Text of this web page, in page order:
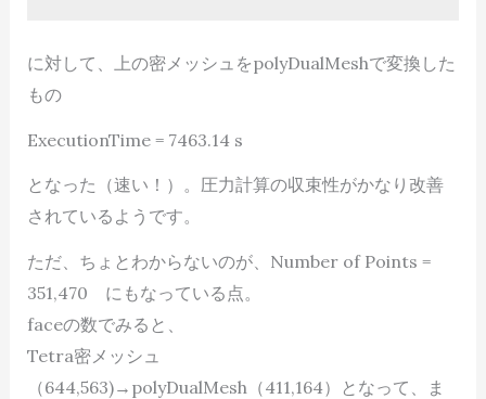
に対して、上の密メッシュをpolyDualMeshで変換した
もの
ExecutionTime = 7463.14 s
となった（速い！）。圧力計算の収束性がかなり改善
されているようです。
ただ、ちょとわからないのが、Number of Points =
351,470 にもなっている点。
faceの数でみると、
Tetra密メッシュ
（644,563)→polyDualMesh（411,164）となって、ま